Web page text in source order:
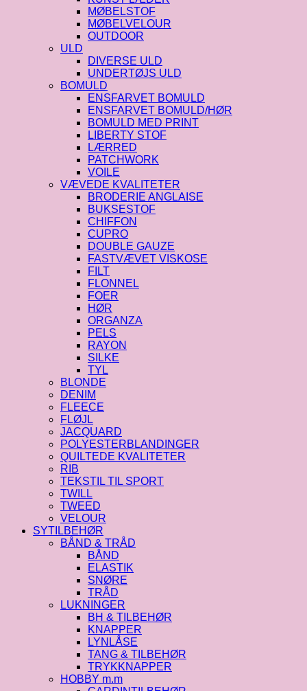
MØBELSTOF
MØBELVELOUR
OUTDOOR
ULD
DIVERSE ULD
UNDERTØJS ULD
BOMULD
ENSFARVET BOMULD
ENSFARVET BOMULD/HØR
BOMULD MED PRINT
LIBERTY STOF
LÆRRED
PATCHWORK
VOILE
VÆVEDE KVALITETER
BRODERIE ANGLAISE
BUKSESTOF
CHIFFON
CUPRO
DOUBLE GAUZE
FASTVÆVET VISKOSE
FILT
FLONNEL
FOER
HØR
ORGANZA
PELS
RAYON
SILKE
TYL
BLONDE
DENIM
FLEECE
FLØJL
JACQUARD
POLYESTERBLANDINGER
QUILTEDE KVALITETER
RIB
TEKSTIL TIL SPORT
TWILL
TWEED
VELOUR
SYTILBEHØR
BÅND & TRÅD
BÅND
ELASTIK
SNØRE
TRÅD
LUKNINGER
BH & TILBEHØR
KNAPPER
LYNLÅSE
TANG & TILBEHØR
TRYKKNAPPER
HOBBY m.m